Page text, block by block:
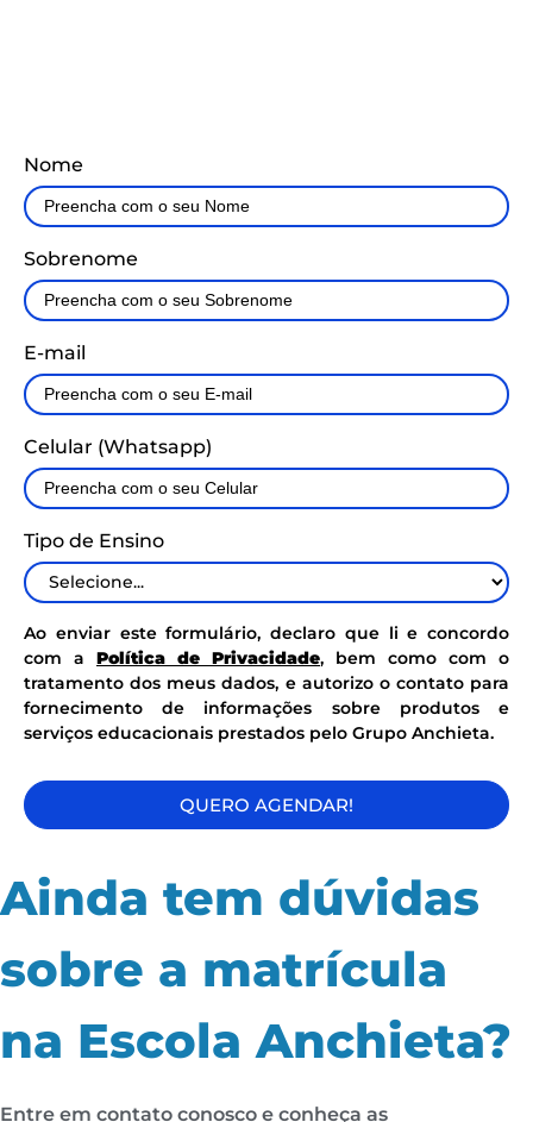
Nome
Sobrenome
E-mail
Celular (Whatsapp)
Tipo de Ensino
Ao enviar este formulário, declaro que li e concordo
com a Política de Privacidade, bem como com o
tratamento dos meus dados, e autorizo o contato para
fornecimento de informações sobre produtos e
serviços educacionais prestados pelo Grupo Anchieta.
QUERO AGENDAR!
Ainda tem dúvidas
sobre a matrícula
na Escola Anchieta?
Entre em contato conosco e conheça as